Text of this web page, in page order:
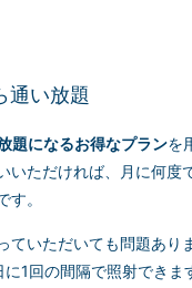
通い放題
題になるお得なプランを
いただければ、月に何度
す。
ていただいても問題あり
1回の間隔で照射できま